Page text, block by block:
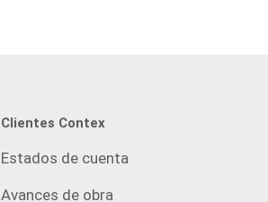
Clientes Contex
Estados de cuenta
Avances de obra